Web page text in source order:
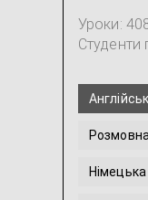
Уроки:
Студенти